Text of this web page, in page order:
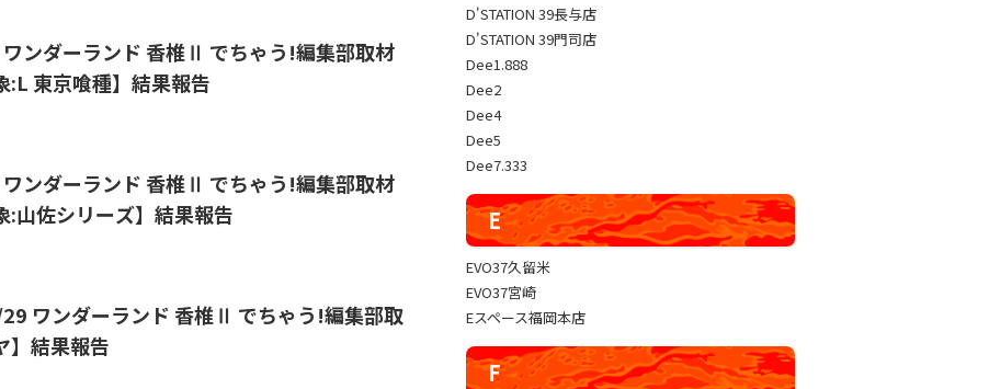
ワンダーランド 香椎Ⅱ でちゃう!編集部取材
:L 東京喰種】結果報告
ワンダーランド 香椎Ⅱ でちゃう!編集部取材
:山佐シリーズ】結果報告
29 ワンダーランド 香椎Ⅱ でちゃう!編集部取
】結果報告
D'STATION 39長与店
D'STATION 39門司店
Dee1.888
Dee2
Dee4
Dee5
Dee7.333
E
EVO37久留米
EVO37宮崎
Eスペース福岡本店
F